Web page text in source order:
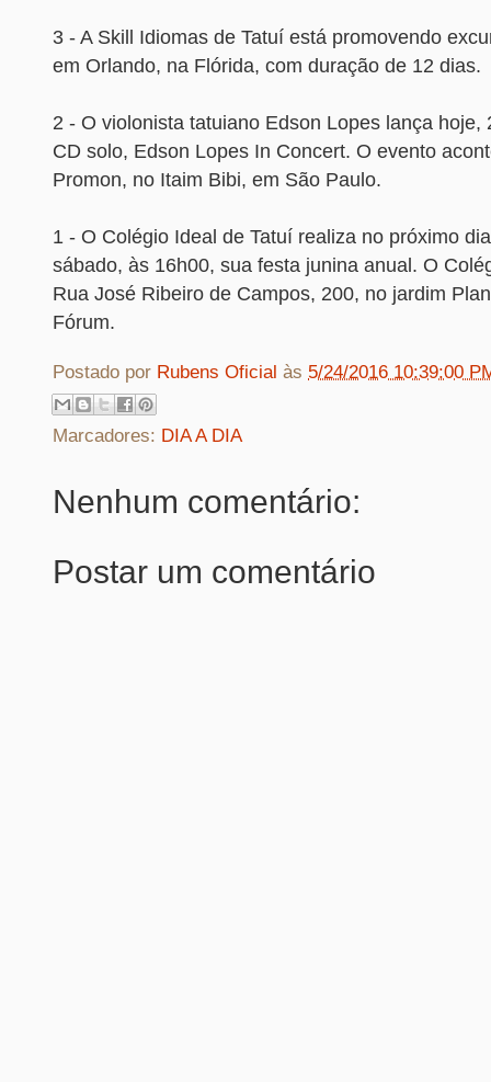
3 - A Skill Idiomas de Tatuí está promovendo
em Orlando, na Flórida, com duração de 12 dias.
2 - O violonista tatuiano Edson Lopes lança hoje,
CD solo, Edson Lopes In Concert. O evento
Promon, no Itaim Bibi, em São Paulo.
1 - O Colégio Ideal de Tatuí realiza no próximo
sábado, às 16h00, sua festa junina anual. O
Rua José Ribeiro de Campos, 200, no jardim
Fórum.
Postado por Rubens Oficial às 5/24/2016 10:39:00
Marcadores: DIA A DIA
Nenhum comentário:
Postar um comentário